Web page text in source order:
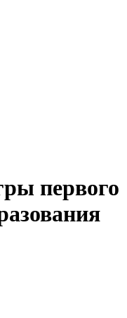
первого